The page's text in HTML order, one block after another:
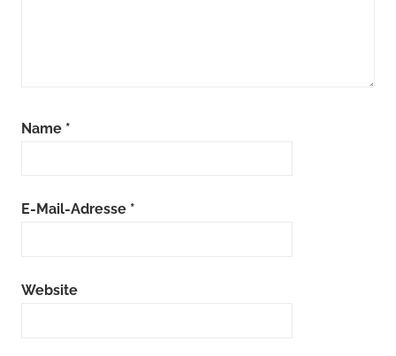
Name *
E-Mail-Adresse *
Website